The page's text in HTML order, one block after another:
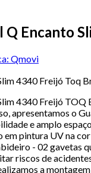
Encanto
Qmovi
4340 Freijó Toq
4340 Freijó
apresentamos o
e amplo
pintura UV na
- 02 gavetas
riscos de
a